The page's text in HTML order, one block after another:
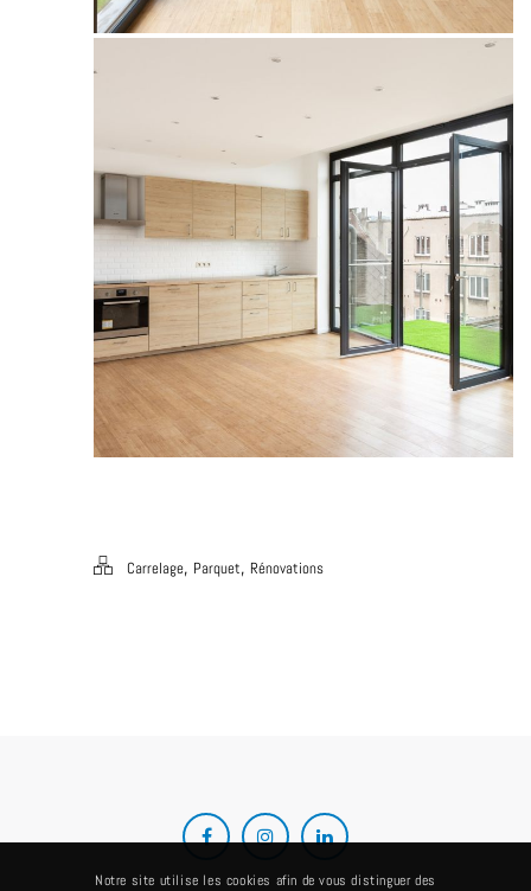
Carrelage, Parquet, Rénovations
Notre site utilise les cookies afin de vous distinguer des